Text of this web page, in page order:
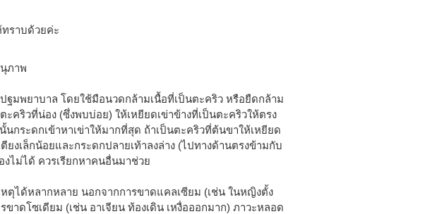
ราบด้วยค่ะ
ภาพ
ปฐมพยาบาล โดยใช้มือนวดกล้ามเนื้อที่เป็นตะคริว หรือยืดกล้าม
ะคริวที่น่อง (ซึ่งพบบ่อย) ให้เหยียดเข่าข้างที่เป็นตะคริวให้ตรง
นกระดกเข้าหาเข่าให้มากที่สุด ถ้าเป็นตะคริวที่ต้นขาให้เหยียด
ยงเล็กน้อยและกระดกปลายเท้าลงล่าง (ไปทางด้านตรงข้ามกับ
ไม่ได้ ควรเรียกหาคนอื่นมาช่วย
หตุได้หลากหลาย นอกจากการขาดแคลเซียม (เช่น ในหญิงตั้ง
ขาดโซเดียม (เช่น อาเจียน ท้องเดิน เหงื่อออกมาก) ภาวะหลอด